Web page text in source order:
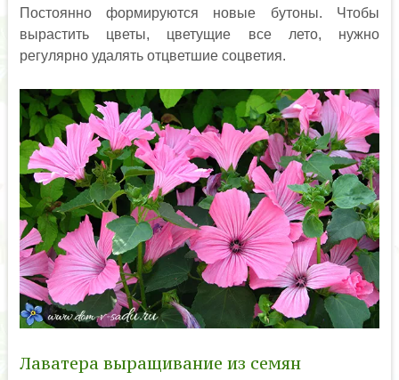
Постоянно формируются новые бутоны. Чтобы
вырастить цветы, цветущие все лето, нужно
регулярно удалять отцветшие соцветия.
Лаватера выращивание из семян